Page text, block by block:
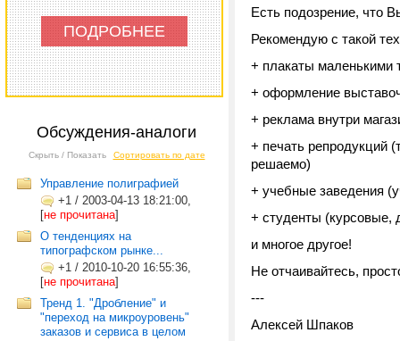
ПОДРОБНЕЕ
Обсуждения-аналоги
Скрыть / Показать Сортировать по дате
Управление полиграфией
+1 / 2003-04-13 18:21:00,
[не прочитана]
О тенденциях на
типографском рынке...
+1 / 2010-10-20 16:55:36,
[не прочитана]
Тренд 1. "Дробление" и
"переход на микроуровень"
заказов и сервиса в целом
Есть подозрение, что
Рекомендую с такой
+ плакаты маленькими
+ оформление
+ реклама внутри
+ печать репродукций
решаемо)
+ учебные заведения
+ студенты (курсовые,
и многое другое!
Не отчаивайтесь,
---
Алексей Шпаков